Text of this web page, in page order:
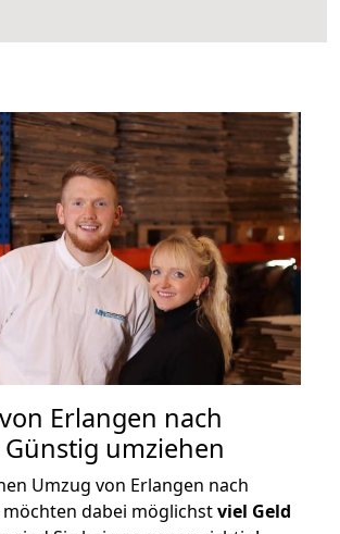
Erlangen nach
umziehen
Umzug von Erlangen nach
dabei möglichstviel Geld